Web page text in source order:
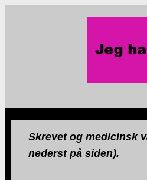
Skrevet og medicinsk
nederst på siden).